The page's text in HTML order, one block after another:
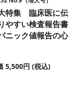
特集 臨床医に伝
やすい検査報告書
ニック値報告の心
5,500円 (税込)